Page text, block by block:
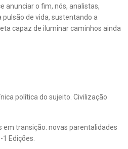
anunciar o fim, nós, analistas,
de vida, sustentando a
capaz de iluminar caminhos ainda
política do sujeito. Civilização
em transição: novas parentalidades
Edições.